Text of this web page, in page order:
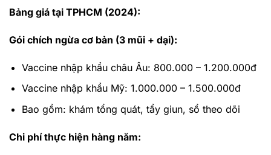
Bảng giá tại TPHCM (2024):
Gói chích ngừa cơ bản (3 mũi + dại):
Vaccine nhập khẩu châu Âu: 800.000 – 1.200.000đ
Vaccine nhập khẩu Mỹ: 1.000.000 – 1.500.000đ
Bao gồm: khám tổng quát, tẩy giun, sổ theo dõi
Chi phí thực hiện hàng năm: